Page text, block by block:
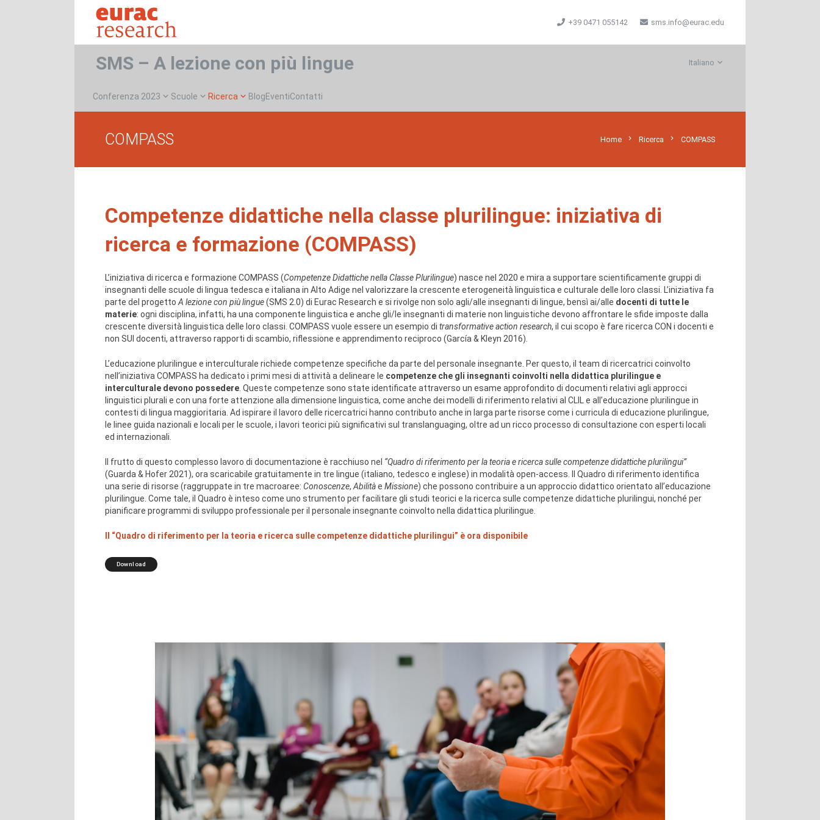
+39 0471 055142 sms.info@eurac.edu
SMS – A lezione con più lingue Italiano
Conferenza 2023 Scuole Ricerca BlogEventiContatti
COMPASS Home chevron_right Ricerca chevron_right COMPASS
Competenze didattiche nella classe plurilingue: iniziativa di
ricerca e formazione (COMPASS)
L’iniziativa di ricerca e formazione COMPASS (Competenze Didattiche nella Classe Plurilingue) nasce nel 2020 e mira a supportare scientificamente gruppi di
insegnanti delle scuole di lingua tedesca e italiana in Alto Adige nel valorizzare la crescente eterogeneità linguistica e culturale delle loro classi. L’iniziativa fa
parte del progetto A lezione con più lingue(SMS 2.0) di Eurac Research e si rivolge non solo agli/alle insegnanti di lingue, bensì ai/alle docenti di tutte le
materie: ogni disciplina, infatti, ha una componente linguistica e anche gli/le insegnanti di materie non linguistiche devono affrontare le sfide imposte dalla
crescente diversità linguistica delle loro classi. COMPASS vuole essere un esempio di transformative action research, il cui scopo è fare ricerca CON i docenti e
non SUI docenti, attraverso rapporti di scambio, riflessione e apprendimento reciproco (García & Kleyn 2016).
L’educazione plurilingue e interculturale richiede competenze specifiche da parte del personale insegnante. Per questo, il team di ricercatrici coinvolto
nell’iniziativa COMPASS ha dedicato i primi mesi di attività a delineare le competenze che gli insegnanti coinvolti nella didattica plurilingue e
interculturale devono possedere . Queste competenze sono state identificate attraverso un esame approfondito di documenti relativi agli approcci
linguistici plurali e con una forte attenzione alla dimensione linguistica, come anche dei modelli di riferimento relativi al CLIL e all’educazione plurilingue in
contesti di lingua maggioritaria. Ad ispirare il lavoro delle ricercatrici hanno contributo anche in larga parte risorse come i curricula di educazione plurilingue,
le linee guida nazionali e locali per le scuole, i lavori teorici più significativi sul translanguaging, oltre ad un ricco processo di consultazione con esperti locali
ed internazionali.
Il frutto di questo complesso lavoro di documentazione è racchiuso nel “Quadro di riferimento per la teoria e ricerca sulle competenze didattiche plurilingui”
(Guarda & Hofer 2021), ora scaricabile gratuitamente in tre lingue (italiano, tedesco e inglese) in modalità open-access. Il Quadro di riferimento identifica
una serie di risorse (raggruppate in tre macroaree: Conoscenze, Abilitàe Missione) che possono contribuire a un approccio didattico orientato all’educazione
plurilingue. Come tale, il Quadro è inteso come uno strumento per facilitare gli studi teorici e la ricerca sulle competenze didattiche plurilingui, nonché per
pianificare programmi di sviluppo professionale per il personale insegnante coinvolto nella didattica plurilingue.
Il “Quadro di riferimento per la teoria e ricerca sulle competenze didattiche plurilingui” è ora disponibile
Download